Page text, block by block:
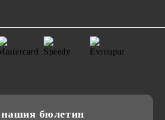
нашия бюлетин